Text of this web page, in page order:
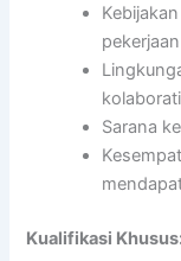
Sarana
Kualifikasi